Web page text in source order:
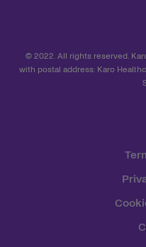
© 2022. All rights reserved.
with postal address: Karo